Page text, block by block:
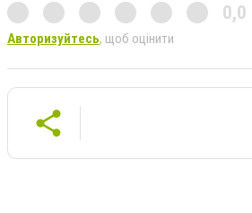
0,0
Авторизуйтесь, щоб оцінити